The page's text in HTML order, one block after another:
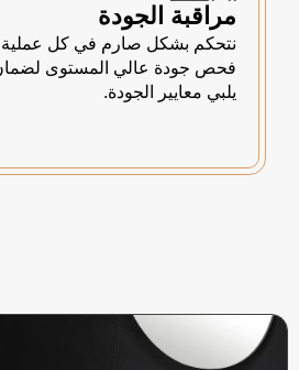
مراقبة الجودة
نتحكم بشكل صارم في كل عملية
فحص جودة عالي المستوى
يلبي معايير الجودة.